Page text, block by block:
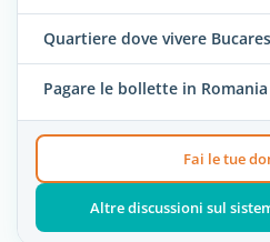
Quartiere dove vivere
Pagare le bollette in Romania
Fai le tue
Altre discussioni sul